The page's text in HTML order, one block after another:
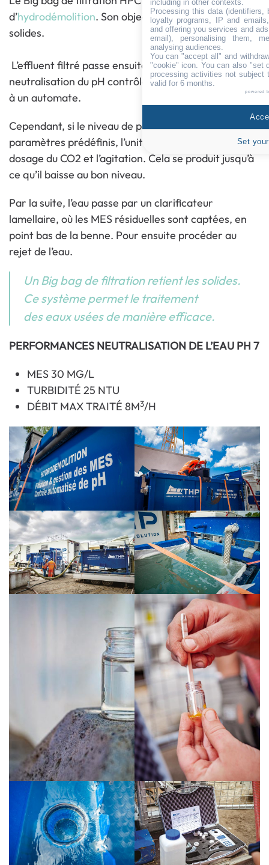
d’hydrodémolition. Son objectif est de retenir les
solides.
L’effluent filtré passe ensuite par une phase de
neutralisation du pH contrôlée par une sonde reliée
à un automate.
Cependant, si le niveau de pH n’est pas dans les
paramètres prédéfinis, l’unité de dosage initialise le
dosage du CO2 et l’agitation. Cela se produit jusqu’à
ce qu’il baisse au bon niveau.
Par la suite, l’eau passe par un clarificateur
lamellaire, où les MES résiduelles sont captées, en
point bas de la benne. Pour ensuite procéder au
rejet de l’eau.
Un Big bag de filtration retient les solides.
Ce système permet le traitement
des eaux usées de manière efficace.
PERFORMANCES NEUTRALISATION DE L’EAU PH 7
MES 30 MG/L
TURBIDITÉ 25 NTU
DÉBIT MAX TRAITÉ 8M3/H
including in other contexts.
Processing this data (identifiers,
loyalty programs, IP and
and offering you services and
email), personalising them,
analysing audiences.
You can "accept all" and
"cookie" icon . You can also "set
processing activities not subject
valid for 6 months.
powered
Set